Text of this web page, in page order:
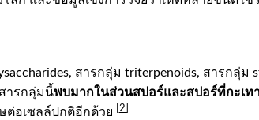
สารกลุ่ม triterpenoids, สารกลุ่
ารกลุ่มนี้พบมากในส่วนสปอร์และสปอร์ที่กะเท
อเซลล์ปกติอีกด้วย
2